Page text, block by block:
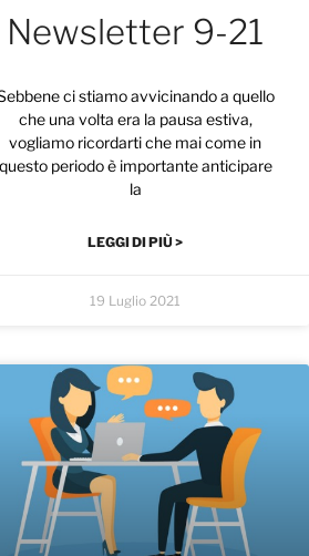
Newsletter 9-21
ci stiamo avvicinando a quello
che una volta era la pausa estiva,
vogliamo ricordarti che mai come in
questo periodo è importante anticipare
la
LEGGI DI PIÙ >
19 Luglio 2021